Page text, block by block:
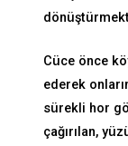
Cüce önce
ederek
sürekli hor
çağırılan,